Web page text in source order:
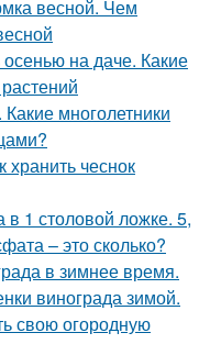
весной. Чем
осенью на даче. Какие
многолетники
хранить чеснок
1 столовой ложке. 5,
– это сколько?
в зимнее время.
винограда зимой.
свою огородную